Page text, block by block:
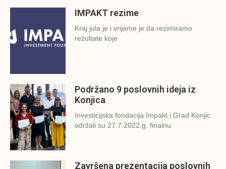
IMPAKT rezime
Kraj jula je i vrijeme je da rezimiramo
rezultate koje
Podržano 9 poslovnih ideja iz
Konjica
Investicijska fondacija Impakt i Grad Konjic
održali su 27.7.2022.g. finalnu
Završena prezentacija poslovnih